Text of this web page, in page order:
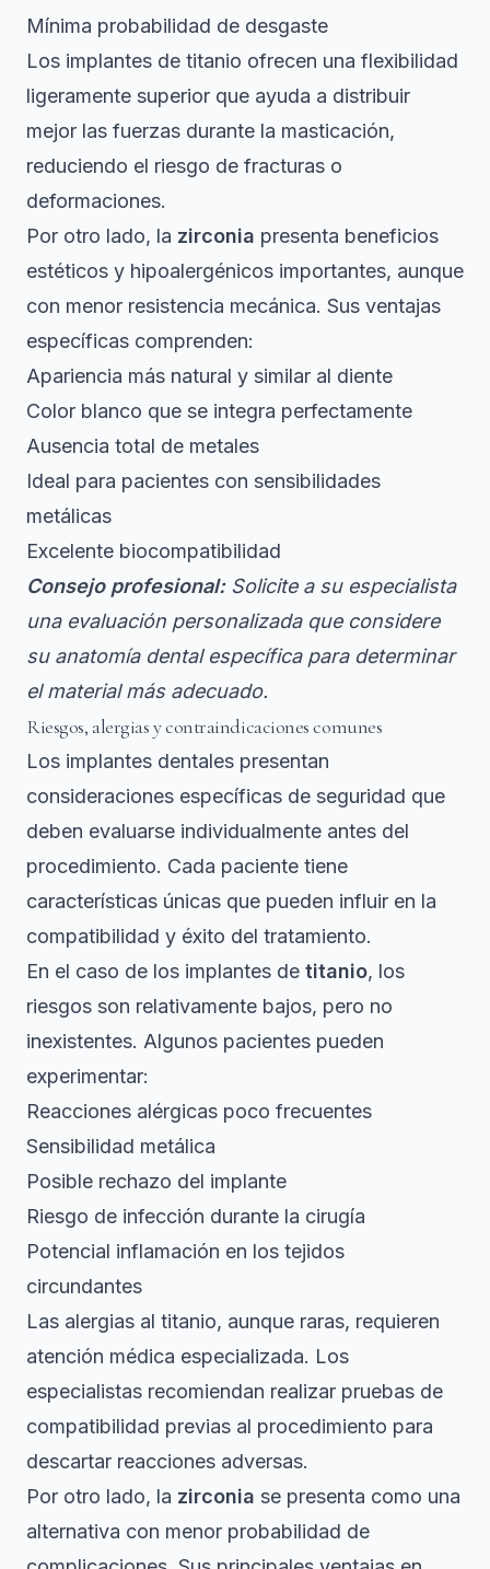
Mínima probabilidad de desgaste
Los implantes de titanio ofrecen una flexibilidad
ligeramente superior que ayuda a distribuir
mejor las fuerzas durante la masticación,
reduciendo el riesgo de fracturas o
deformaciones.
Por otro lado, la zirconia presenta beneficios
estéticos y hipoalergénicos importantes, aunque
con menor resistencia mecánica. Sus ventajas
específicas comprenden:
Apariencia más natural y similar al diente
Color blanco que se integra perfectamente
Ausencia total de metales
Ideal para pacientes con sensibilidades
metálicas
Excelente biocompatibilidad
Consejo profesional: Solicite a su especialista
una evaluación personalizada que considere
su anatomía dental específica para determinar
el material más adecuado.
Riesgos, alergias y contraindicaciones comunes
Los implantes dentales presentan
consideraciones específicas de seguridad que
deben evaluarse individualmente antes del
procedimiento. Cada paciente tiene
características únicas que pueden influir en la
compatibilidad y éxito del tratamiento.
En el caso de los implantes de titanio, los
riesgos son relativamente bajos, pero no
inexistentes. Algunos pacientes pueden
experimentar:
Reacciones alérgicas poco frecuentes
Sensibilidad metálica
Posible rechazo del implante
Riesgo de infección durante la cirugía
Potencial inflamación en los tejidos
circundantes
Las alergias al titanio, aunque raras, requieren
atención médica especializada. Los
especialistas recomiendan realizar pruebas de
compatibilidad previas al procedimiento para
descartar reacciones adversas.
Por otro lado, la zirconia se presenta como una
alternativa con menor probabilidad de